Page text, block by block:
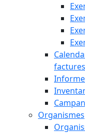
factures
Organismes